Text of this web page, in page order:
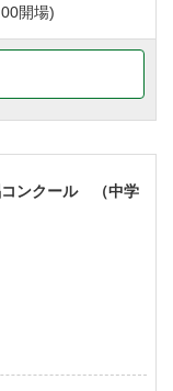
開場)
コンクール （中学